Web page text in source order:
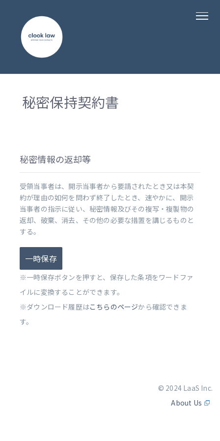
秘密保持契約書
秘密情報の返却等
受領当事者は、開示当事者から要請されたとき又は本契
約が理由の如何を問わず終了したとき、速やかに、開示
当事者の指示に従い、秘密情報及びその複写・複製物の
返却、破棄、消去、その他の必要な措置を講じるものと
する。
一時保存
※一時保存ボタンを押すと、保存した条項をワードファ
イルに変換することができます。
※ダウンロード履歴はこちらのページから確認できま
す。
© 2024 LaaS Inc.
About Us